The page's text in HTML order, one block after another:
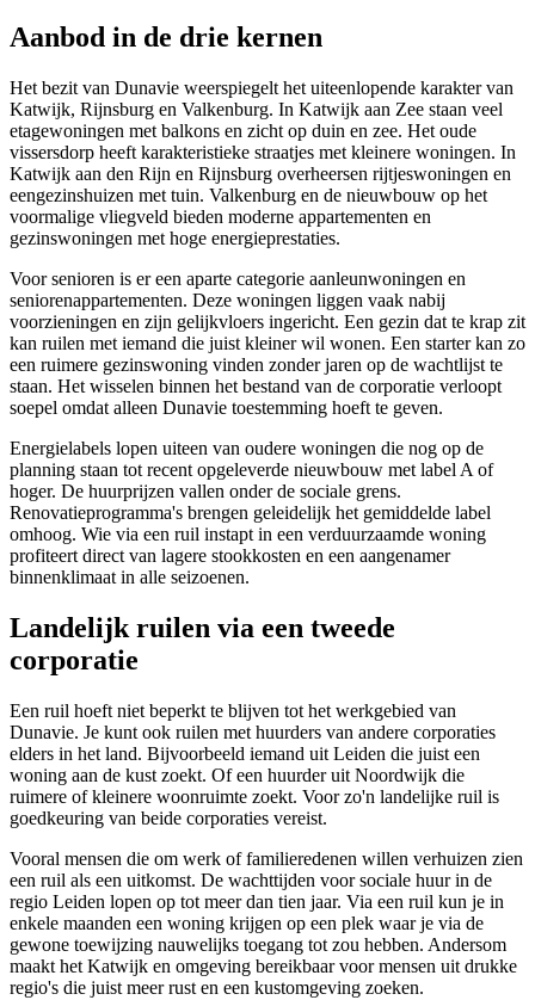
Aanbod in de drie kernen
Het bezit van Dunavie weerspiegelt het uiteenlopende karakter van
Katwijk, Rijnsburg en Valkenburg. In Katwijk aan Zee staan veel
etagewoningen met balkons en zicht op duin en zee. Het oude
vissersdorp heeft karakteristieke straatjes met kleinere woningen. In
Katwijk aan den Rijn en Rijnsburg overheersen rijtjeswoningen en
eengezinshuizen met tuin. Valkenburg en de nieuwbouw op het
voormalige vliegveld bieden moderne appartementen en
gezinswoningen met hoge energieprestaties.
Voor senioren is er een aparte categorie aanleunwoningen en
seniorenappartementen. Deze woningen liggen vaak nabij
voorzieningen en zijn gelijkvloers ingericht. Een gezin dat te krap zit
kan ruilen met iemand die juist kleiner wil wonen. Een starter kan zo
een ruimere gezinswoning vinden zonder jaren op de wachtlijst te
staan. Het wisselen binnen het bestand van de corporatie verloopt
soepel omdat alleen Dunavie toestemming hoeft te geven.
Energielabels lopen uiteen van oudere woningen die nog op de
planning staan tot recent opgeleverde nieuwbouw met label A of
hoger. De huurprijzen vallen onder de sociale grens.
Renovatieprogramma's brengen geleidelijk het gemiddelde label
omhoog. Wie via een ruil instapt in een verduurzaamde woning
profiteert direct van lagere stookkosten en een aangenamer
binnenklimaat in alle seizoenen.
Landelijk ruilen via een tweede
corporatie
Een ruil hoeft niet beperkt te blijven tot het werkgebied van
Dunavie. Je kunt ook ruilen met huurders van andere corporaties
elders in het land. Bijvoorbeeld iemand uit Leiden die juist een
woning aan de kust zoekt. Of een huurder uit Noordwijk die
ruimere of kleinere woonruimte zoekt. Voor zo'n landelijke ruil is
goedkeuring van beide corporaties vereist.
Vooral mensen die om werk of familieredenen willen verhuizen zien
een ruil als een uitkomst. De wachttijden voor sociale huur in de
regio Leiden lopen op tot meer dan tien jaar. Via een ruil kun je in
enkele maanden een woning krijgen op een plek waar je via de
gewone toewijzing nauwelijks toegang tot zou hebben. Andersom
maakt het Katwijk en omgeving bereikbaar voor mensen uit drukke
regio's die juist meer rust en een kustomgeving zoeken.